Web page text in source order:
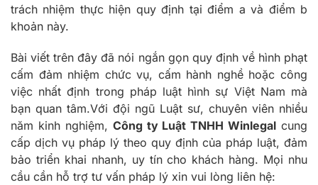
trách nhiệm thực hiện quy định tại điểm a và điểm b
khoản này.
Bài viết trên đây đã nói ngắn gọn quy định về hình phạt
cấm đảm nhiệm chức vụ, cấm hành nghề hoặc công
việc nhất định trong pháp luật hình sự Việt Nam mà
bạn quan tâm.Với đội ngũ Luật sư, chuyên viên nhiều
năm kinh nghiệm, Công ty Luật TNHH Winlegal cung
cấp dịch vụ pháp lý theo quy định của pháp luật, đảm
bảo triển khai nhanh, uy tín cho khách hàng. Mọi nhu
cầu cần hỗ trợ tư vấn pháp lý xin vui lòng liên hệ: